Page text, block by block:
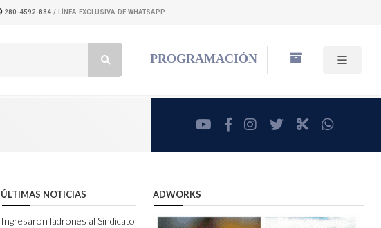
280-4592-884 / LÍNEA EXCLUSIVA DE WHATSAPP
PROGRAMACIÓN
youtubefacebookinstagram
twitterRadioCut
ÚLTIMAS NOTICIAS
Ingresaron ladrones al Sindicato
ADWORKS